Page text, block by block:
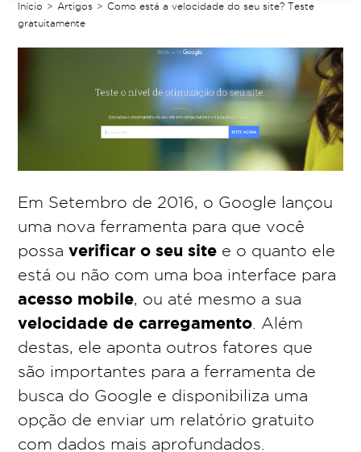
Início > Artigos > Como está a velocidade do seu site? Teste
gratuitamente
Em Setembro de 2016, o Google lançou
uma nova ferramenta para que você
possaverificar o seu site e o quanto ele
está ou não com uma boa interface para
acesso mobile, ou até mesmo a sua
velocidade de carregamento. Além
destas, ele aponta outros fatores que
são importantes para a ferramenta de
busca do Google e disponibiliza uma
opção de enviar um relatório gratuito
com dados mais aprofundados.